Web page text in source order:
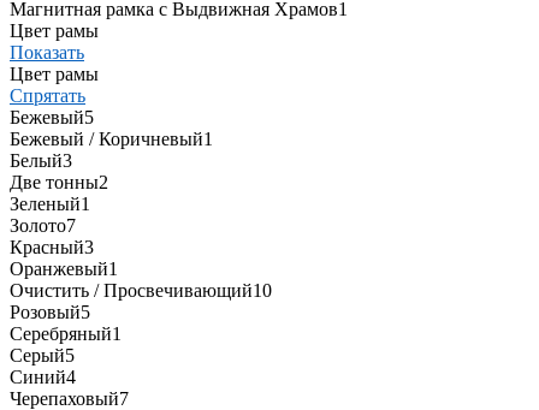
Магнитная рамка с Выдвижная Храмов1
Цвет рамы
Показать
Цвет рамы
Спрятать
Бежевый5
Бежевый / Коричневый1
Белый3
Две тонны2
Зеленый1
Золото7
Красный3
Оранжевый1
Очистить / Просвечивающий10
Розовый5
Серебряный1
Серый5
Синий4
Черепаховый7